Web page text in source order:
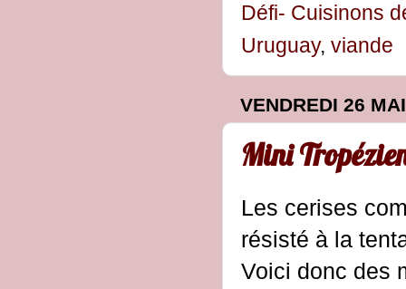
Défi- Cuisinons
Uruguay, viande
VENDREDI 26
Mini
Les cerises
résisté à la
Voici donc des